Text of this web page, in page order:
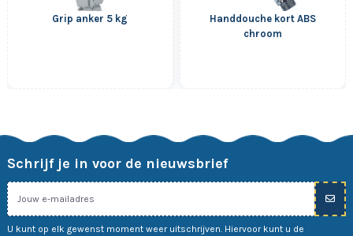
Grip anker 5 kg
Handdouche kort ABS
chroom
Schrijf je in voor de nieuwsbrief
U kunt op elk gewenst moment weer uitschrijven. Hiervoor kunt u de